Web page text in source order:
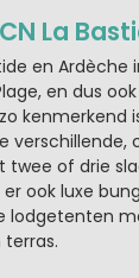
La
en Ardèche
en dus
kenmerkend
of drie
er ook luxe
lodgetenten